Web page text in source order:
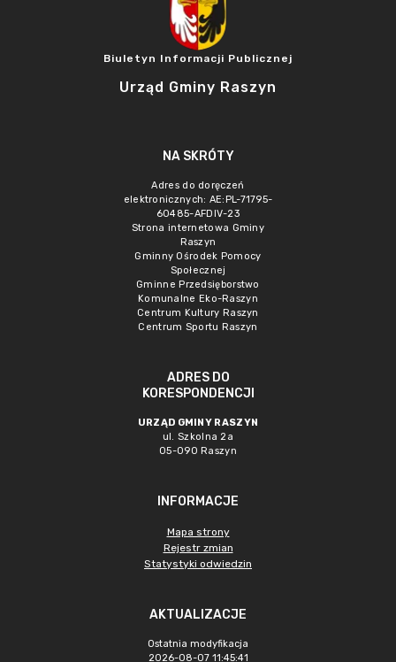
Biuletyn Informacji Publicznej
Urząd Gminy Raszyn
NA SKRÓTY
Adres do doręczeń
elektronicznych: AE:PL-71795-
60485-AFDIV-23
Strona internetowa Gminy
Raszyn
Gminny Ośrodek Pomocy
Społecznej
Gminne Przedsięborstwo
Komunalne Eko-Raszyn
Centrum Kultury Raszyn
Centrum Sportu Raszyn
ADRES DO
KORESPONDENCJI
URZĄD GMINY RASZYN
ul. Szkolna 2a
05-090 Raszyn
INFORMACJE
Mapa strony
Rejestr zmian
Statystyki odwiedzin
AKTUALIZACJE
Ostatnia modyfikacja
2026-08-07 11:45:41